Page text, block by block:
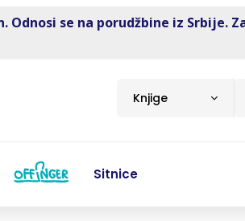
se na porudžbine iz Srbije.
Knjige
Sitnice